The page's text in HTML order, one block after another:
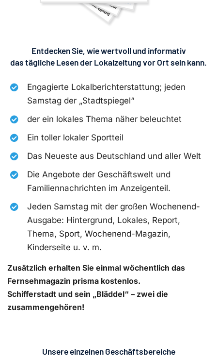
Entdecken Sie, wie wertvoll und informativ
das tägliche Lesen der Lokalzeitung vor Ort sein kann.
Engagierte Lokalberichterstattung; jeden
Samstag der „Stadtspiegel“
der ein lokales Thema näher beleuchtet
Ein toller lokaler Sportteil
Das Neueste aus Deutschland und aller Welt
Die Angebote der Geschäftswelt und
Familiennachrichten im Anzeigenteil.
Jeden Samstag mit der großen Wochenend-
Ausgabe: Hintergrund, Lokales, Report,
Thema, Sport, Wochenend-Magazin,
Kinderseite u. v. m.
Zusätzlich erhalten Sie einmal wöchentlich das
Fernsehmagazin prisma kostenlos.
Schifferstadt und sein „Bläddel“ – zwei die
zusammengehören!
Unsere einzelnen Geschäftsbereiche